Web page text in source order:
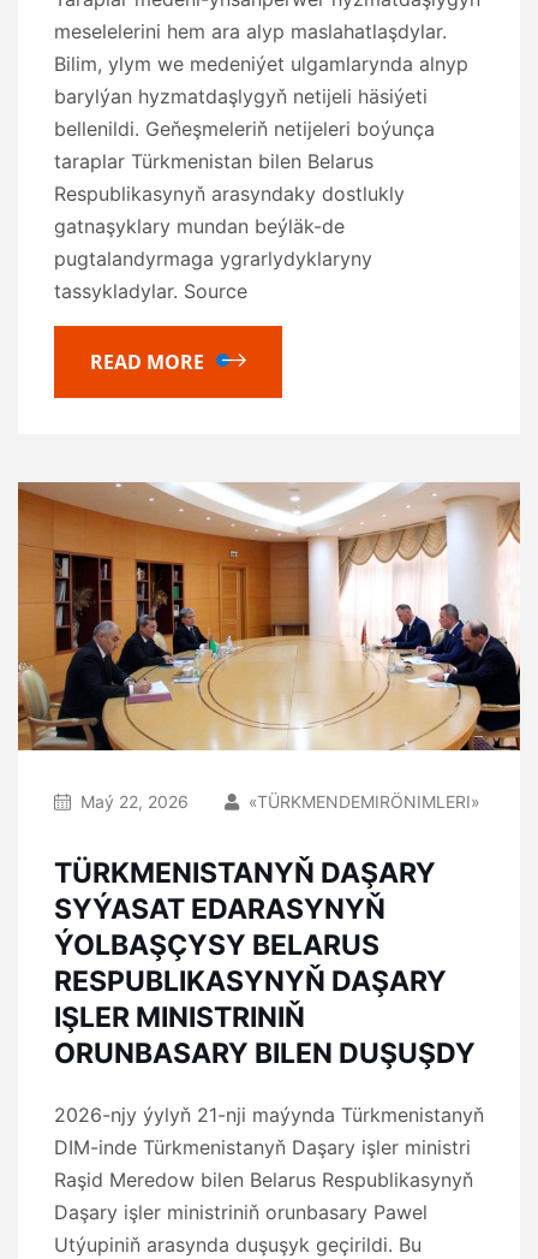
meselelerini hem ara alyp maslahatlaşdylar.
Bilim, ylym we medeniýet ulgamlarynda alnyp
barylýan hyzmatdaşlygyň netijeli häsiýeti
bellenildi. Geňeşmeleriň netijeleri boýunça
taraplar Türkmenistan bilen Belarus
Respublikasynyň arasyndaky dostlukly
gatnaşyklary mundan beýläk-de
pugtalandyrmaga ygrarlydyklaryny
tassykladylar. Source
READ MORE
Maý 22, 2026 «TÜRKMENDEMIRÖNIMLERI»
TÜRKMENISTANYŇ DAŞARY
SYÝASAT EDARASYNYŇ
ÝOLBAŞÇYSY BELARUS
RESPUBLIKASYNYŇ DAŞARY
IŞLER MINISTRINIŇ
ORUNBASARY BILEN DUŞUŞDY
2026-njy ýylyň 21-nji maýynda Türkmenistanyň
DIM-inde Türkmenistanyň Daşary işler ministri
Raşid Meredow bilen Belarus Respublikasynyň
Daşary işler ministriniň orunbasary Pawel
Utýupiniň arasynda duşuşyk geçirildi. Bu